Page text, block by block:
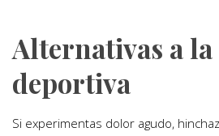
Alternativas a
deportiva
Si experimentas dolor agudo,